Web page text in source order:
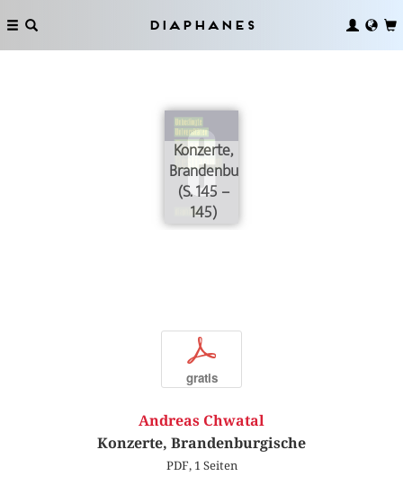
Diaphanes
Konzerte,
Brandenburgische
(S. 145 –
145)
p
gratis
Andreas Chwatal
Konzerte, Brandenburgische
PDF, 1 Seiten